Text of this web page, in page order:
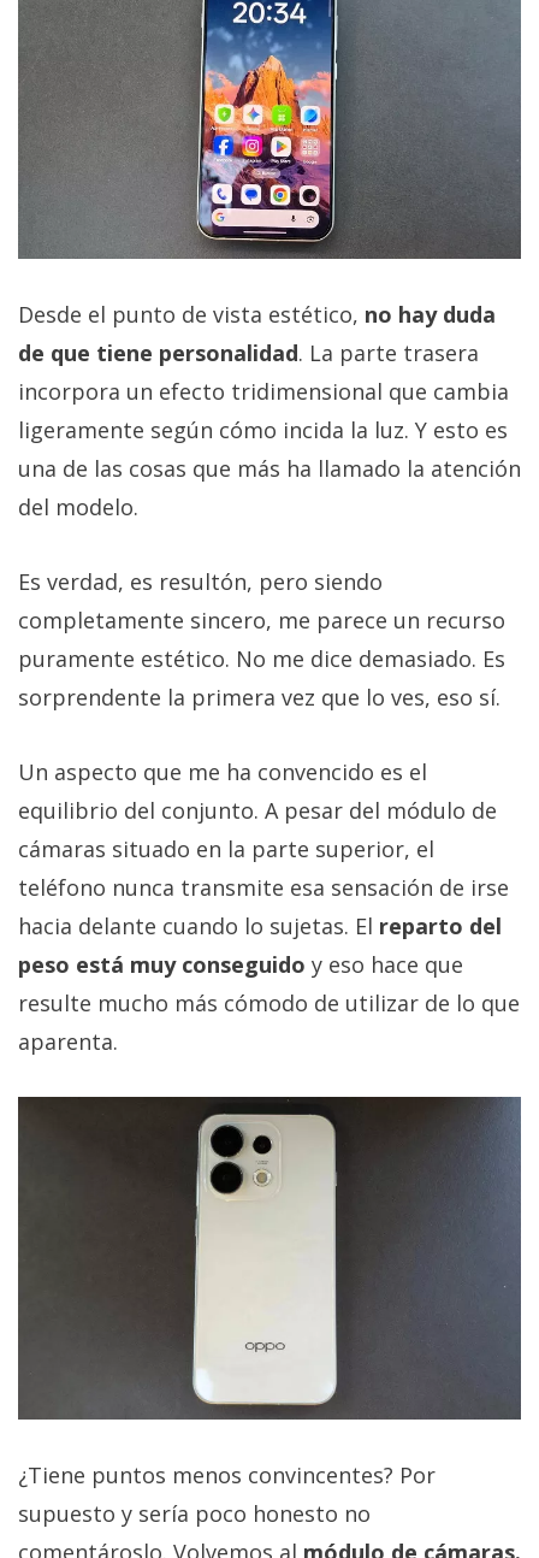
Desde el punto de vista estético, no hay duda
de que tiene personalidad. La parte trasera
incorpora un efecto tridimensional que cambia
ligeramente según cómo incida la luz. Y esto es
una de las cosas que más ha llamado la atención
del modelo.
Es verdad, es resultón, pero siendo
completamente sincero, me parece un recurso
puramente estético. No me dice demasiado. Es
sorprendente la primera vez que lo ves, eso sí.
Un aspecto que me ha convencido es el
equilibrio del conjunto. A pesar del módulo de
cámaras situado en la parte superior, el
teléfono nunca transmite esa sensación de irse
hacia delante cuando lo sujetas. El reparto del
peso está muy conseguido y eso hace que
resulte mucho más cómodo de utilizar de lo que
aparenta.
¿Tiene puntos menos convincentes? Por
supuesto y sería poco honesto no
comentároslo. Volvemos al módulo de cámaras.